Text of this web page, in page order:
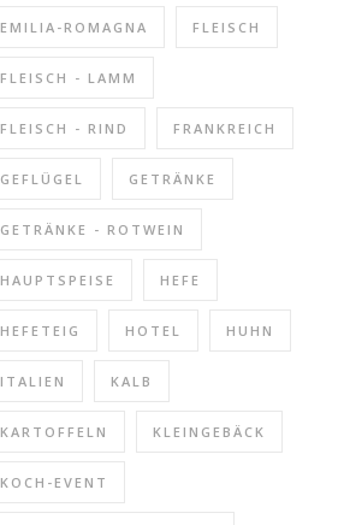
EMILIA-ROMAGNA FLEISCH
FLEISCH - LAMM
FLEISCH - RIND FRANKREICH
GEFLÜGEL GETRÄNKE
GETRÄNKE - ROTWEIN
HAUPTSPEISE HEFE
HEFETEIG HOTEL HUHN
ITALIEN KALB
KARTOFFELN KLEINGEBÄCK
KOCH-EVENT